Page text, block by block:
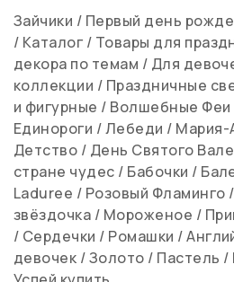
Зайчики / Первый день
/ Каталог / Товары для
декора по темам / Для
коллекции / Праздничные
и фигурные / Волшебные Феи
Единороги /Лебеди / Мария-
Детство / День Святого
стране чудес / Бабочки /
Laduree / Розовый Фламинго /
звёздочка / Мороженое /
/ Сердечки / Ромашки /
девочек /Золото / Пастель /